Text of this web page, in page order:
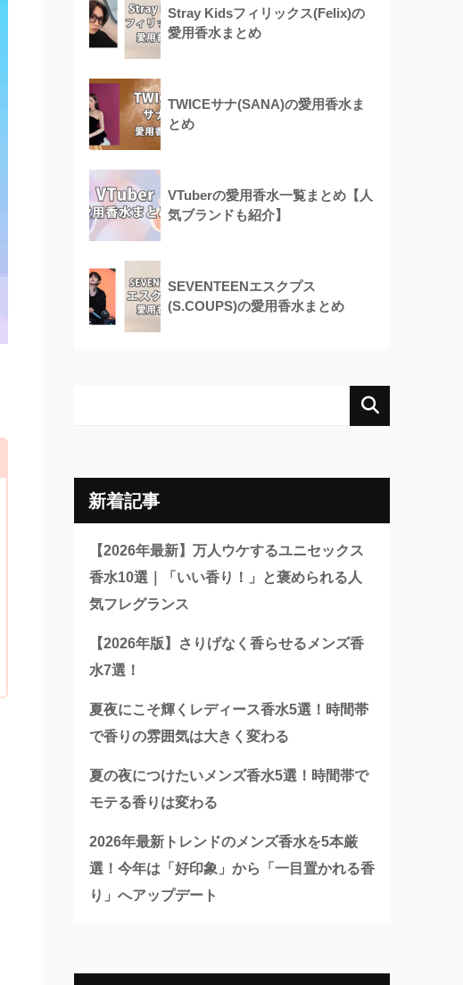
Stray Kidsフィリックス(Felix)の
愛用香水まとめ
TWICEサナ(SANA)の愛用香水ま
とめ
VTuberの愛用香水一覧まとめ【人
気ブランドも紹介】
SEVENTEENエスクプス
(S.COUPS)の愛用香水まとめ
新着記事
【2026年最新】万人ウケするユニセックス
香水10選｜「いい香り！」と褒められる人
気フレグランス
【2026年版】さりげなく香らせるメンズ香
水7選！
夏夜にこそ輝くレディース香水5選！時間帯
で香りの雰囲気は大きく変わる
夏の夜につけたいメンズ香水5選！時間帯で
モテる香りは変わる
2026年最新トレンドのメンズ香水を5本厳
選！今年は「好印象」から「一目置かれる香
り」へアップデート